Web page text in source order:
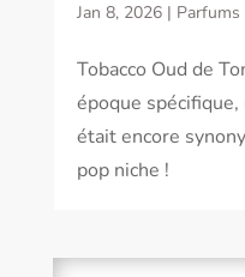
Jan 8, 2026| Parfums
Tobacco Oud de
époque
était encore
pop niche !